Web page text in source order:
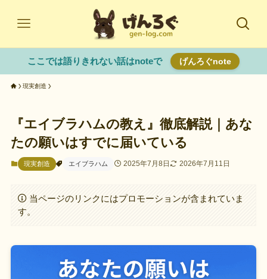
ここでは語りきれない話はnoteで げんろぐnote
現実創造
『エイブラハムの教え』徹底解説｜あな
たの願いはすでに届いている
現実創造 エイブラハム 2025年7月8日 2026年7月11日
当ページのリンクにはプロモーションが含まれていま
す。